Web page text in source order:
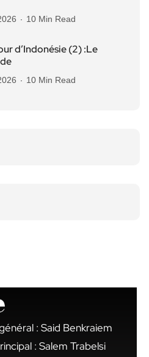
10 Min Read
d’Indonésie (2) :Le
10 Min Read
: Said Benkraiem
: Salem Trabelsi